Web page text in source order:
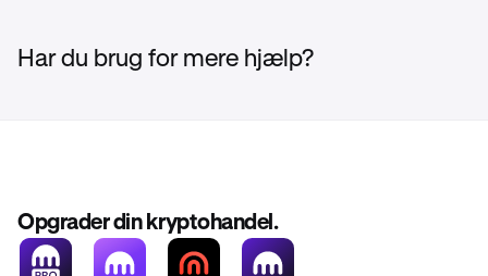
Har du brug for mere hjælp?
Opgrader din kryptohandel.